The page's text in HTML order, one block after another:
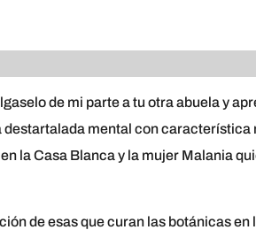
de mi parte a tu otra abuela y
destartalada mental con
la Casa Blanca y la mujer Malania
de esas que curan las botánicas